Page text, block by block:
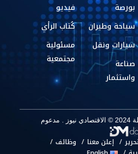
بورصة
سياحة وطيران
سيارات ونقل
صناعة
واستثمار
فيديو
كُتاب الرأي
مسئولية
مجتمعية
جميع الحقوق محفوظة 2024 © الاقتصادي نيوز . مدعوم
إعلن معنا
وظائف